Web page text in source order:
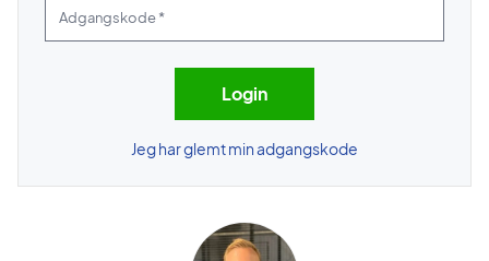
Jeg har glemt min adgangskode